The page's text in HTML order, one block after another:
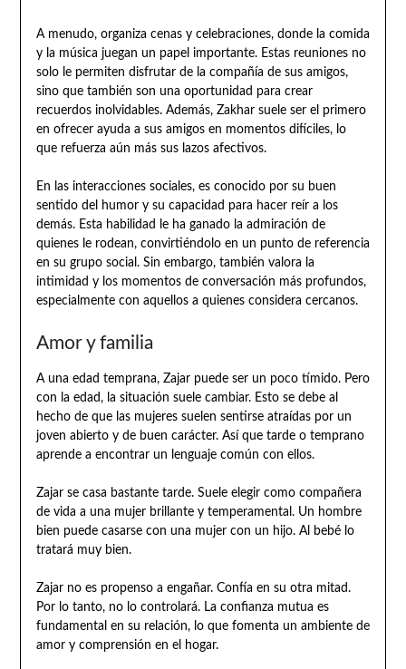
A menudo, organiza cenas y celebraciones, donde la comida
y la música juegan un papel importante. Estas reuniones no
solo le permiten disfrutar de la compañía de sus amigos,
sino que también son una oportunidad para crear
recuerdos inolvidables. Además, Zakhar suele ser el primero
en ofrecer ayuda a sus amigos en momentos difíciles, lo
que refuerza aún más sus lazos afectivos.
En las interacciones sociales, es conocido por su buen
sentido del humor y su capacidad para hacer reír a los
demás. Esta habilidad le ha ganado la admiración de
quienes le rodean, convirtiéndolo en un punto de referencia
en su grupo social. Sin embargo, también valora la
intimidad y los momentos de conversación más profundos,
especialmente con aquellos a quienes considera cercanos.
Amor y familia
A una edad temprana, Zajar puede ser un poco tímido. Pero
con la edad, la situación suele cambiar. Esto se debe al
hecho de que las mujeres suelen sentirse atraídas por un
joven abierto y de buen carácter. Así que tarde o temprano
aprende a encontrar un lenguaje común con ellos.
Zajar se casa bastante tarde. Suele elegir como compañera
de vida a una mujer brillante y temperamental. Un hombre
bien puede casarse con una mujer con un hijo. Al bebé lo
tratará muy bien.
Zajar no es propenso a engañar. Confía en su otra mitad.
Por lo tanto, no lo controlará. La confianza mutua es
fundamental en su relación, lo que fomenta un ambiente de
amor y comprensión en el hogar.